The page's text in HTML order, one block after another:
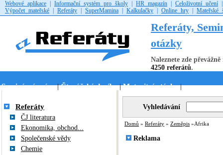
Webové aplikace Informační systém pro školy HR magazín Celoživotní učení
Výpočet mateřské
Referáty SuperMamina Kalkulačky Online hry Mateřské
Referáty,
otázky
Naleznete zde
4250 referátů.
Seminární práce|Čtenářské deníky|Maturitní otázky|
Referáty
ČJ literatura
Ekonomika, obchod...
Společenské vědy
Chemie
Vyhledávání
Domů » Referáty » Zeměpis »Afrika
Reklama